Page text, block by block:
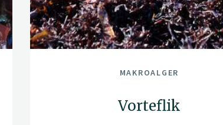
MAKROALGER
Vorteflik